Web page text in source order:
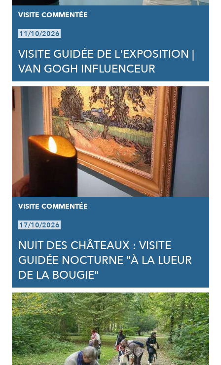
VISITE COMMENTÉE
11/10/2026
VISITE GUIDÉE DE L'EXPOSITION |
VAN GOGH INFLUENCEUR
VISITE COMMENTÉE
17/10/2026
NUIT DES CHÂTEAUX : VISITE
GUIDÉE NOCTURNE "À LA LUEUR
DE LA BOUGIE"